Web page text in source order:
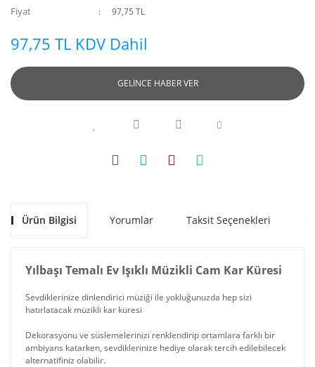
Fiyat 97,75 TL
97,75 TL KDV Dahil
GELİNCE HABER VER
Ürün Bilgisi Yorumlar Taksit Seçenekleri
Yılbaşı Temalı Ev Işıklı Müzikli Cam Kar Küresi
Sevdiklerinize dinlendirici müziği ile yokluğunuzda hep sizi
hatırlatacak müzikli kar küresi
Dekorasyonu ve süslemelerinizi renklendirip ortamlara farklı bir
ambiyans katarken, sevdiklerinize hediye olarak tercih edilebilecek
alternatifiniz olabilir.